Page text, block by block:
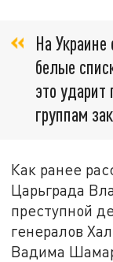
На
белые
это
группам
Как ранее
Царьграда
преступной
генералов
Вадима